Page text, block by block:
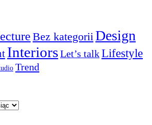
Bez kategorii Design
InteriorsLet’s talkLifestyle
Trend